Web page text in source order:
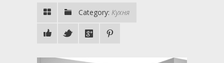
Category: Кухня